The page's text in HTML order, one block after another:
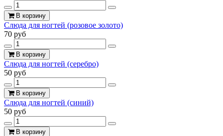
В корзину
Слюда для ногтей (розовое золото)
70 руб
В корзину
Слюда для ногтей (серебро)
50 руб
В корзину
Слюда для ногтей (синий)
50 руб
В корзину